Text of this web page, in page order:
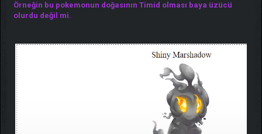
Örneğin bu pokemonun doğasının Timid olması baya üzücü
olurdu değil mi.